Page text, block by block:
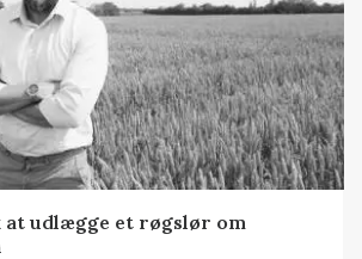
at udlægge et røgslør om